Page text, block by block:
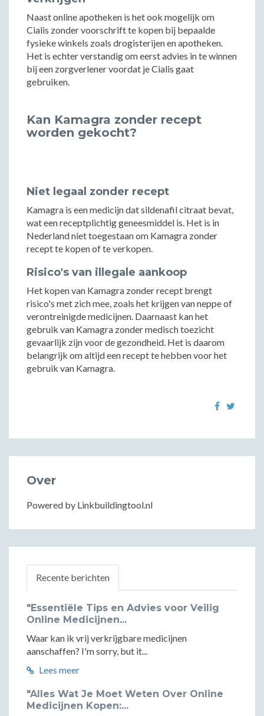
Naast online apotheken is het ook mogelijk om
Cialis zonder voorschrift te kopen bij bepaalde
fysieke winkels zoals drogisterijen en apotheken.
Het is echter verstandig om eerst advies in te winnen
bij een zorgverlener voordat je Cialis gaat
gebruiken.
Kan Kamagra zonder recept
worden gekocht?
Niet legaal zonder recept
Kamagra is een medicijn dat sildenafil citraat bevat,
wat een receptplichtig geneesmiddel is. Het is in
Nederland niet toegestaan om Kamagra zonder
recept te kopen of te verkopen.
Risico's van illegale aankoop
Het kopen van Kamagra zonder recept brengt
risico's met zich mee, zoals het krijgen van neppe of
verontreinigde medicijnen. Daarnaast kan het
gebruik van Kamagra zonder medisch toezicht
gevaarlijk zijn voor de gezondheid. Het is daarom
belangrijk om altijd een recept te hebben voor het
gebruik van Kamagra.
Over
Powered by Linkbuildingtool.nl
Recente berichten
"Essentiële Tips en Advies voor Veilig
Online Medicijnen...
Waar kan ik vrij verkrijgbare medicijnen
aanschaffen? I'm sorry, but it...
Lees meer
"Alles Wat Je Moet Weten Over Online
Medicijnen Kopen:...